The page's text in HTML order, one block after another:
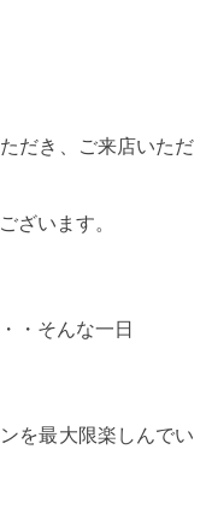
だき、ご来店いただ
ざいます。
・そんな一日
を最大限楽しんでい